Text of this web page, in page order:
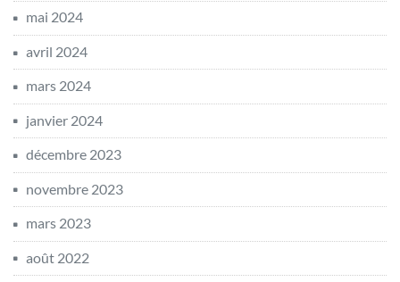
mai 2024
avril 2024
mars 2024
janvier 2024
décembre 2023
novembre 2023
mars 2023
août 2022